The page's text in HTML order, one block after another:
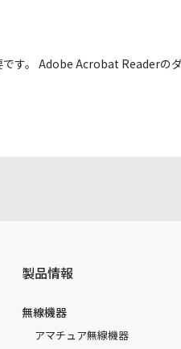
す。 Adobe Acrobat Readerのダ
製品情報
無線機器
アマチュア無線機器